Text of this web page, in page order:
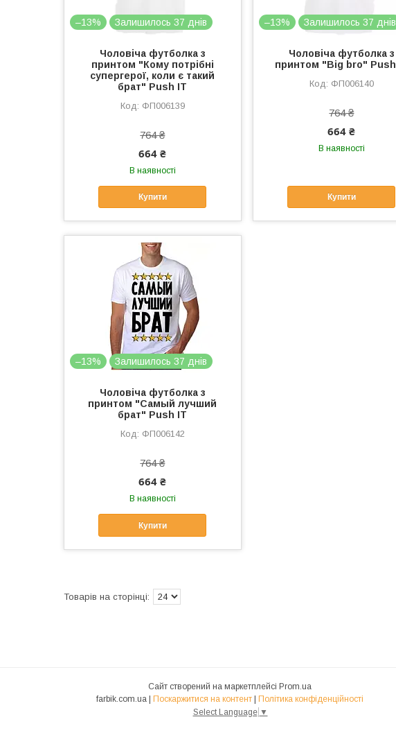
–13% Залишилось 37 днів
Чоловіча футболка з
принтом "Кому потрібні
супергерої, коли є такий
брат" Push IT
ФП006139
764 ₴
664 ₴
В наявності
Купити
–13% Залишилось 37 днів
Чоловіча футболка з
принтом "Big bro"
ФП006140
764 ₴
664 ₴
В наявності
Купити
–13% Залишилось 37 днів
Чоловіча футболка з
принтом "Самый лучший
брат" Push IT
ФП006142
764 ₴
664 ₴
В наявності
Купити
Сайт створений на маркетплейсі Prom.ua
Поскаржитися на контент
Політика конфіденційності
Select Language ▼